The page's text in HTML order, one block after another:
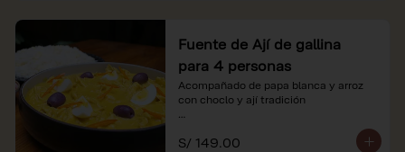
Fuente de Ají de gallina
para 4 personas
Acompañado de papa blanca y arroz
con choclo y ají tradición
*Nuestros precios están expresados en
soles e incluyen impuestos de ley y
S/ 149.00